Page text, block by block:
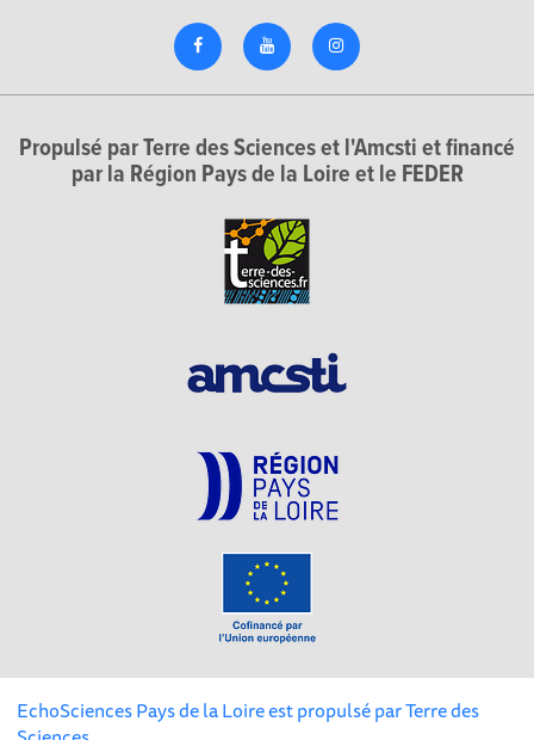
Propulsé par Terre des Sciences et l'Amcsti et financé
par la Région Pays de la Loire et le FEDER
EchoSciences Pays de la Loire est propulsé parTerre des